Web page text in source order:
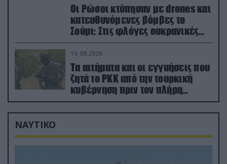
Οι Ρώσοι κτύπησαν με drones και
κατευθυνόμενες βόμβες το
Σούμι: Στις φλόγες ουκρανικές
ενεργειακές εγκαταστάσεις
10.08.2026
Τα αιτήματα και οι εγγυήσεις που
ζητά το PKK από την τουρκική
κυβέρνηση πριν τον πλήρη
αφοπλισμό του
ΝΑΥΤΙΚΟ